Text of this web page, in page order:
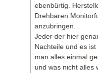
ebenbürtig.
Drehbaren
anzubringen.
Jeder der hier
Nachteile und es
man alles einmal
und was nicht alles